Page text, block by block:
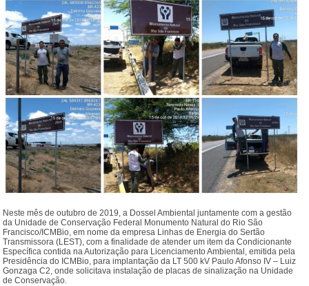
Neste mês de outubro de 2019, a Dossel Ambiental juntamente com a gestão
da Unidade de Conservação Federal Monumento Natural do Rio São
Francisco/ICMBio, em nome da empresa Linhas de Energia do Sertão
Transmissora (LEST), com a finalidade de atender um item da Condicionante
Específica contida na Autorização para Licenciamento Ambiental, emitida pela
Presidência do ICMBio, para implantação da LT 500 kV Paulo Afonso IV – Luiz
Gonzaga C2, onde solicitava instalação de placas de sinalização na Unidade
de Conservação.